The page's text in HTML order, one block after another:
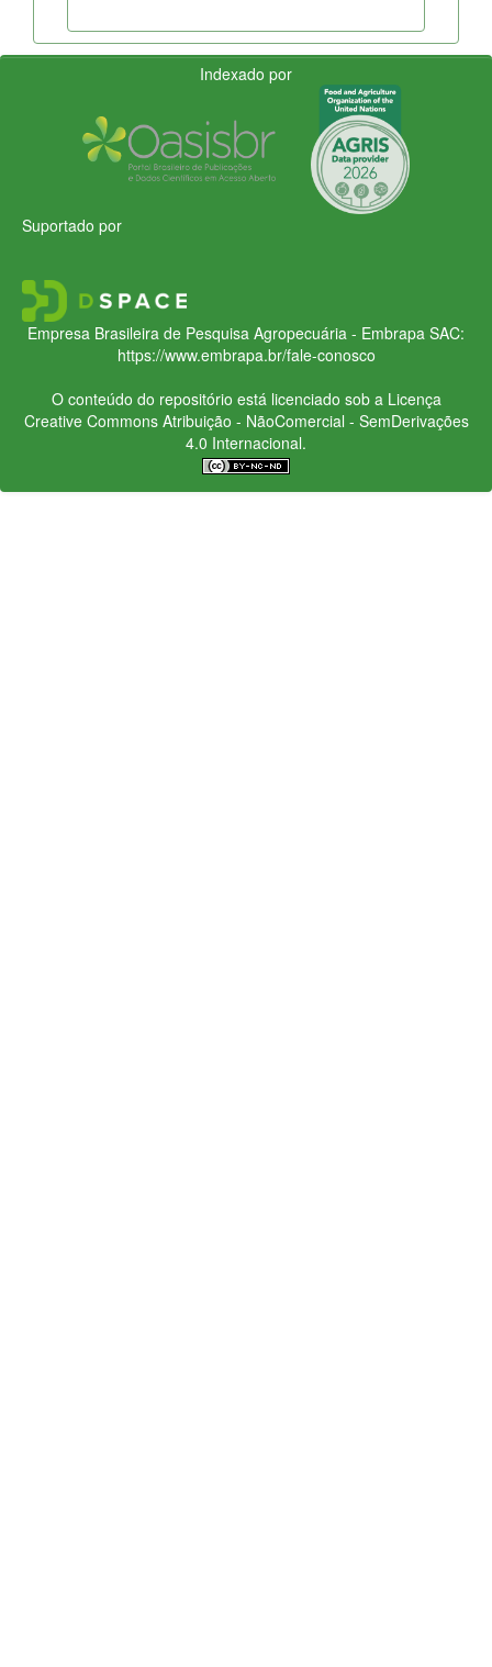
Indexado por
Suportado por
Empresa Brasileira de Pesquisa Agropecuária - Embrapa SAC:
https://www.embrapa.br/fale-conosco
O conteúdo do repositório está licenciado sob a Licença
Creative CommonsAtribuição - NãoComercial - SemDerivações
4.0 Internacional.